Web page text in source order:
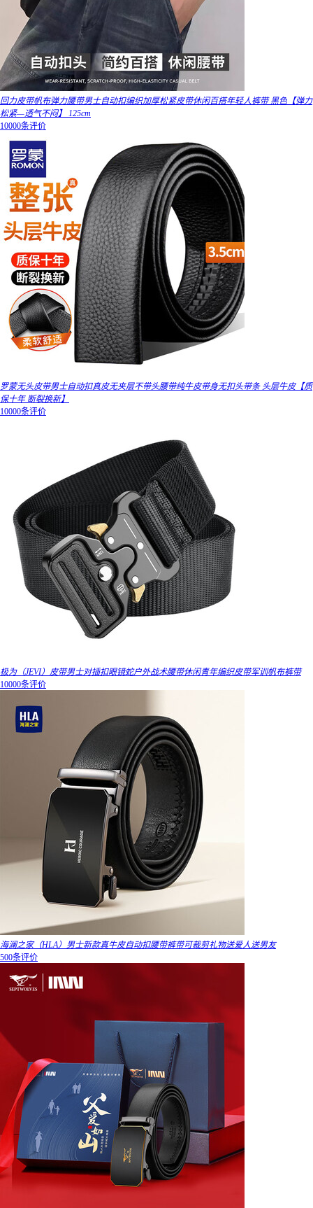
回力皮带帆布弹力腰带男士自动扣编织加厚松紧皮带休闲百搭年轻人裤带 黑色【弹力
松紧—透气不闷】 125cm
10000条评价
罗蒙无头皮带男士自动扣真皮无夹层不带头腰带纯牛皮带身无扣头带条 头层牛皮【质
保十年 断裂换新】
10000条评价
极为（JEVI）皮带男士对插扣眼镜蛇户外战术腰带休闲青年编织皮带军训帆布裤带
10000条评价
海澜之家（HLA）男士新款真牛皮自动扣腰带裤带可裁剪礼物送爱人送男友
500条评价